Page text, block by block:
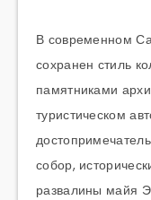
В современном
сохранен стиль
памятниками
туристическом
собор,
развалины майя